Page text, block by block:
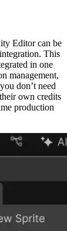
Editor can be
This
in one
management,
don’t need
own credits
production